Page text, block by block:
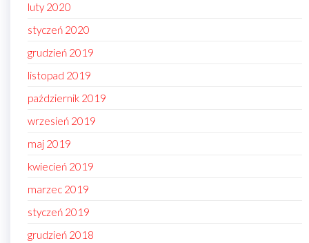
luty 2020
styczeń 2020
grudzień 2019
listopad 2019
październik 2019
wrzesień 2019
maj 2019
kwiecień 2019
marzec 2019
styczeń 2019
grudzień 2018